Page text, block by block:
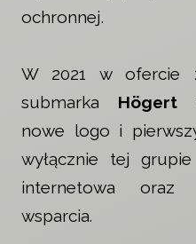
ochronnej.
W 2021 w ofercie
submarka Högert
nowe logo i
wyłącznie tej
internetowa oraz
wsparcia.